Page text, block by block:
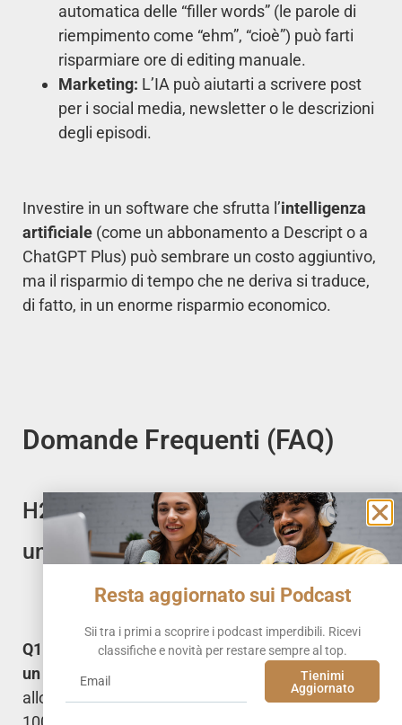
automatica delle “filler words” (le parole di
riempimento come “ehm”, “cioè”) può farti
risparmiare ore di editing manuale.
Marketing: L’IA può aiutarti a scrivere post
per i social media, newsletter o le descrizioni
degli episodi.
Investire in un software che sfrutta l’intelligenza
artificiale (come un abbonamento a Descript o a
ChatGPT Plus) può sembrare un costo aggiuntivo,
ma il risparmio di tempo che ne deriva si traduce,
di fatto, in un enorme risparmio economico.
Domande Frequenti (FAQ)
H2: I Dubbi più Comuni sul Costo di
un Podcast
Q1: Posso fare un podcast di buona qualità con
un budget basso?
Assolutamente sì. La chiave è
allocare il budget in modo intelligente. Se hai solo
Resta aggiornato sui Podcast
Sii tra i primi a scoprire i podcast imperdibili. Ricevi
classifiche e novità per restare sempre al top.
Tienimi
Aggiornato